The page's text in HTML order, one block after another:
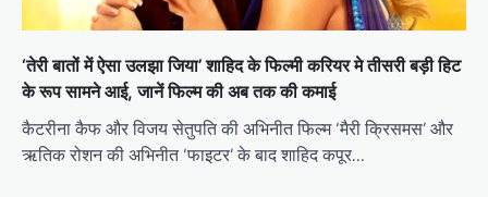
‘तेरी बातों में ऐसा उलझा जिया’ शाहिद के फिल्मी करियर मे तीसरी बड़ी हिट
के रूप सामने आई, जानें फिल्म की अब तक की कमाई
कैटरीना कैफ और विजय सेतुपति की अभिनीत फिल्म ‘मैरी क्रिसमस’ और
ऋतिक रोशन की अभिनीत ‘फाइटर’ के बाद शाहिद कपूर…